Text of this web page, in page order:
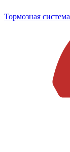
Тормозная система